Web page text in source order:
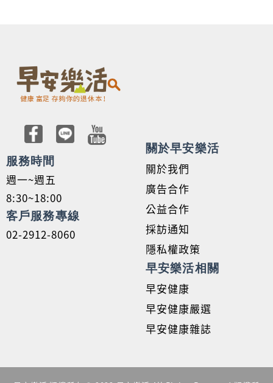
服務時間
週一~週五
8:30~18:00
客戶服務專線
02-2912-8060
關於早安樂活
關於我們
廣告合作
公益合作
採訪通知
隱私權政策
早安樂活相關
早安健康
早安健康嚴選
早安健康雜誌